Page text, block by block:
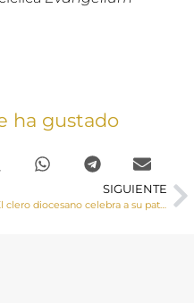
ha gustado
SIGUIENTE
El clero diocesano celebra a su patrón San Juan de Ávila